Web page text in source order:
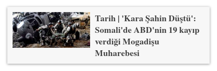
Tarih | 'Kara Şahin Düştü':
Somali'de ABD'nin 19 kayıp
verdiği Mogadişu
Muharebesi